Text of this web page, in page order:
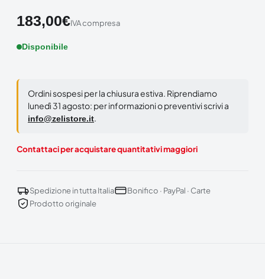
183,00€IVA compresa
Disponibile
Ordini sospesi per la chiusura estiva. Riprendiamo
lunedì 31 agosto: per informazioni o preventivi scrivi a
info@zelistore.it.
Contattaci per acquistare quantitativi maggiori
Spedizione in tutta Italia
Bonifico · PayPal · Carte
Prodotto originale